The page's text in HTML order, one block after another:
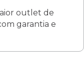
outlet de
garantia e